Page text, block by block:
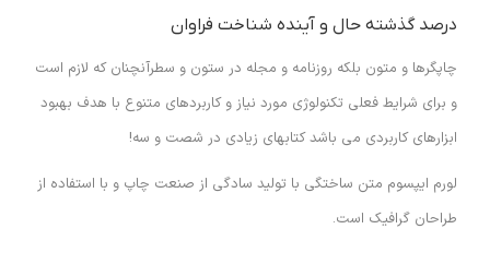
درصد گذشته حال و آینده شناخت فراوان
چاپگرها و متون بلکه روزنامه و مجله در ستون و سطرآنچنان که لازم است
و برای شرایط فعلی تکنولوژی مورد نیاز و کاربردهای متنوع با هدف بهبود
ابزارهای کاربردی می باشد کتابهای زیادی در شصت و سه!
لورم ایپسوم متن ساختگی با تولید سادگی از صنعت چاپ و با استفاده از
طراحان گرافیک است.